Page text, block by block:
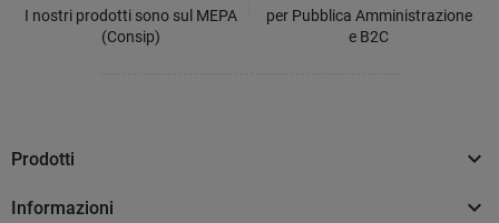
I nostri prodotti sono sul MEPA
(Consip)
per Pubblica Amministrazione
e B2C
Prodotti 
Informazioni 